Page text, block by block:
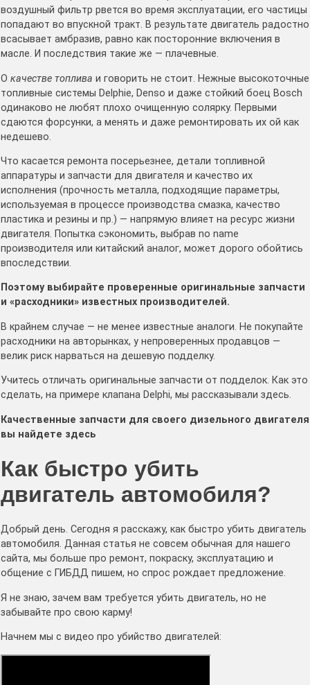
воздушный фильтр рвется во время эксплуатации, его частицы
попадают во впускной тракт. В результате двигатель радостно
всасывает амбразив, равно как посторонние включения в
масле. И последствия такие же — плачевные.
О качестве топлива и говорить не стоит. Нежные высокоточные
топливные системы Delphie, Denso и даже стойкий боец Bosch
одинаково не любят плохо очищенную солярку. Первыми
сдаются форсунки, а менять и даже ремонтировать их ой как
недешево.
Что касается ремонта посерьезнее, детали топливной
аппаратуры и запчасти для двигателя и качество их
исполнения (прочность металла, подходящие параметры,
используемая в процессе производства смазка, качество
пластика и резины и пр.) — напрямую влияет на ресурс жизни
двигателя. Попытка сэкономить, выбрав no name
производителя или китайский аналог, может дорого обойтись
впоследствии.
Поэтому выбирайте проверенные оригинальные запчасти
и «расходники» известных производителей.
В крайнем случае — не менее известные аналоги. Не покупайте
расходники на авторынках, у непроверенных продавцов —
велик риск нарваться на дешевую подделку.
Учитесь отличать оригинальные запчасти от подделок. Как это
сделать, на примере клапана Delphi, мы рассказывали здесь.
Качественные запчасти для своего дизельного двигателя
вы найдете здесь
Как быстро убить
двигатель автомобиля?
Добрый день. Сегодня я расскажу, как быстро убить двигатель
автомобиля. Данная статья не совсем обычная для нашего
сайта, мы больше про ремонт, покраску, эксплуатацию и
общение с ГИБДД пишем, но спрос рождает предложение.
Я не знаю, зачем вам требуется убить двигатель, но не
забывайте про свою карму!
Начнем мы с видео про убийство двигателей: